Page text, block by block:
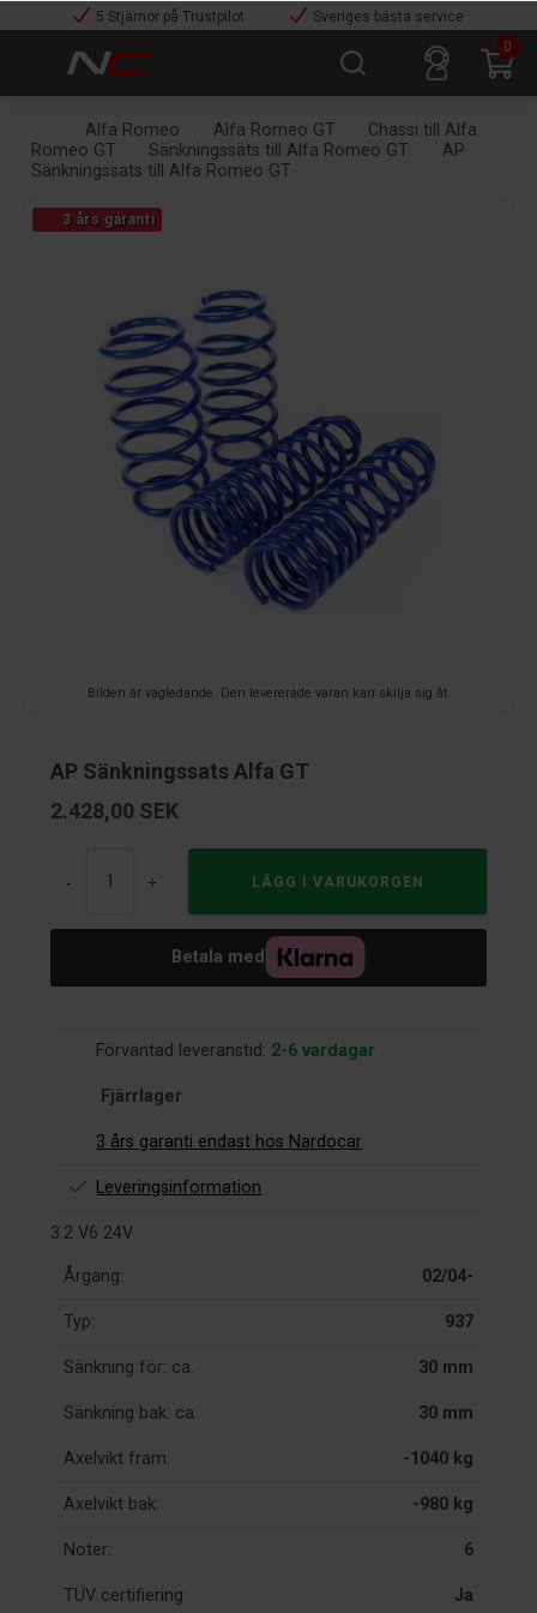
5 Stjärnor på Trustpilot
Sveriges bästa service
0
Alfa Romeo Alfa Romeo GT
Chassi till Alfa
Romeo GT
Sänkningssäts till Alfa Romeo GT
AP
Sänkningssats till Alfa Romeo GT
Bilden är vägledande. Den levererade varan kan skilja sig åt.
3 års garanti
AP Sänkningssats Alfa GT
2.428,00 SEK
- +
Betala med
Förväntad leveranstid: 2-6 vardagar
Fjärrlager
3 års garanti endast hos Nardocar
Leveringsinformation
3.2 V6 24V
Årgang: 02/04-
Typ: 937
Sänkning för: ca. 30 mm
Sänkning bak: ca. 30 mm
Axelvikt fram: -1040 kg
Axelvikt bak: -980 kg
Noter: 6
TÜV certifiering: Ja